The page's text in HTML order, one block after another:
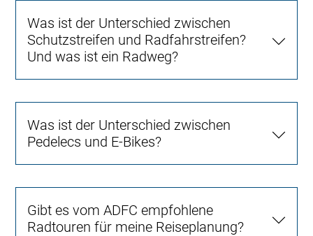
Was ist der Unterschied zwischen
Schutzstreifen und Radfahrstreifen?
Und was ist ein Radweg?
Was ist der Unterschied zwischen
Pedelecs und E-Bikes?
Gibt es vom ADFC empfohlene
Radtouren für meine Reiseplanung?